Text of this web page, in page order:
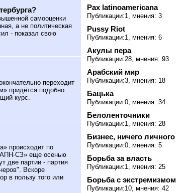
самооценки
а не политическая
- показал свою
переходит
придётся подобно
курс.
происходит по
СЗ» еще осенью
две партии - партия
Вскоре
в пользу того или
Pax latinoamericana
Публикации:1, мнения: 3
Pussy Riot
Публикации:1, мнения: 6
Акулы пера
Публикации:28, мнения: 93
Арабский мир
Публикации:3, мнения: 18
Бацька
Публикации:0, мнения: 34
Белоленточники
Публикации:1, мнения: 28
Бизнес, ничего личного
Публикации:0, мнения: 5
Борьба за власть
Публикации:1, мнения: 25
Борьба с экстремизмом
Публикации:10, мнения: 42